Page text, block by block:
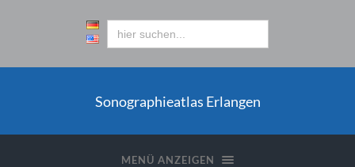
Sonographieatlas Erlangen
MENÜ ANZEIGEN